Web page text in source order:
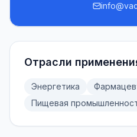
Отрасли
Энергетика
Пищевая